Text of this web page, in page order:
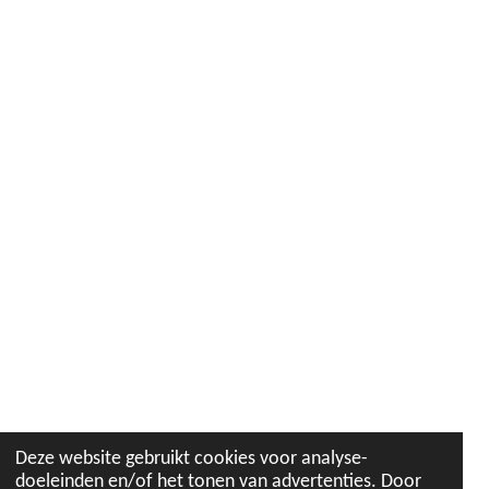
Deze website gebruikt cookies voor analyse-
doeleinden en/of het tonen van advertenties. Door